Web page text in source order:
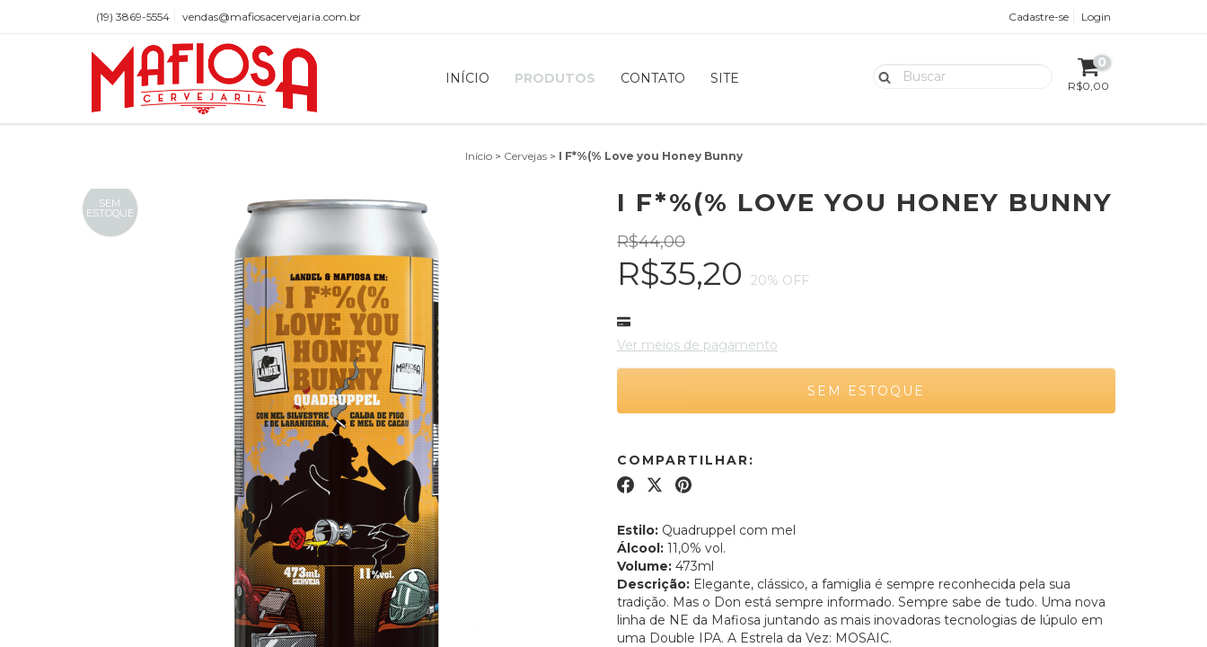
(19) 3869-5554 vendas@mafiosacervejaria.com.br Cadastre-se Login
INÍCIO PRODUTOS CONTATO SITE
0
R$0,00
Início > Cervejas > I F*%(% Love you Honey Bunny
SEM
ESTOQUE I F*%(% LOVE YOU HONEY BUNNY
R$44,00
R$35,20 20% OFF
Ver meios de pagamento
COMPARTILHAR:
Estilo: Quadruppel com mel
Álcool: 11,0% vol.
Volume: 473ml
Descrição: Elegante, clássico, a famiglia é sempre reconhecida pela sua
tradição. Mas o Don está sempre informado. Sempre sabe de tudo. Uma nova
linha de NE da Mafiosa juntando as mais inovadoras tecnologias de lúpulo em
uma Double IPA. A Estrela da Vez: MOSAIC.